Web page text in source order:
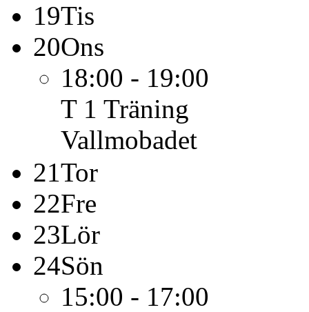
19Tis
20Ons
18:00 - 19:00
T 1 Träning
Vallmobadet
21Tor
22Fre
23Lör
24Sön
15:00 - 17:00